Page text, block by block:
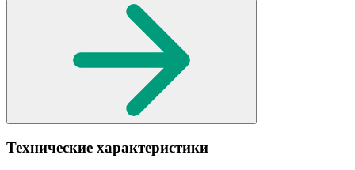
Технические характеристики